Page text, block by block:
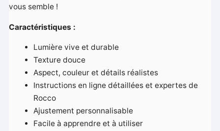
vous semble !
Caractéristiques :
Lumière vive et durable
Texture douce
Aspect, couleur et détails réalistes
Instructions en ligne détaillées et expertes de
Rocco
Ajustement personnalisable
Facile à apprendre et à utiliser